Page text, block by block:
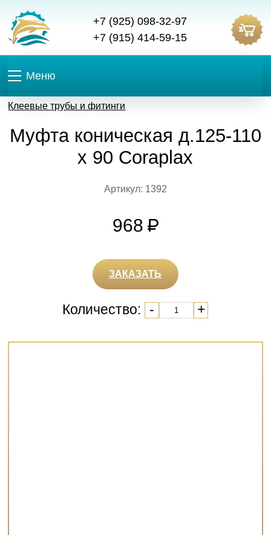
+7 (925) 098-32-97
+7 (915) 414-59-15
Меню
Клеевые трубы и фитинги
Муфта коническая д.125-110
х 90 Coraplax
Артикул: 1392
968
ЗАКАЗАТЬ
Количество: - +